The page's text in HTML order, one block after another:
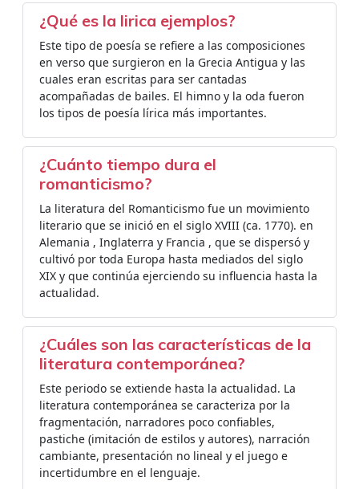
¿Qué es la lirica ejemplos?
Este tipo de poesía se refiere a las composiciones
en verso que surgieron en la Grecia Antigua y las
cuales eran escritas para ser cantadas
acompañadas de bailes. El himno y la oda fueron
los tipos de poesía lírica más importantes.
¿Cuánto tiempo dura el
romanticismo?
La literatura del Romanticismo fue un movimiento
literario que se inició en el siglo XVIII (ca. 1770). en
Alemania , Inglaterra y Francia , que se dispersó y
cultivó por toda Europa hasta mediados del siglo
XIX y que continúa ejerciendo su influencia hasta la
actualidad.
¿Cuáles son las características de la
literatura contemporánea?
Este periodo se extiende hasta la actualidad. La
literatura contemporánea se caracteriza por la
fragmentación, narradores poco confiables,
pastiche (imitación de estilos y autores), narración
cambiante, presentación no lineal y el juego e
incertidumbre en el lenguaje.